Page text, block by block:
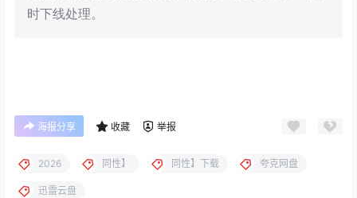
时下线处理。
海报分享 收藏 举报
2026 同性】 同性】下载 夸克网盘
迅雷云盘